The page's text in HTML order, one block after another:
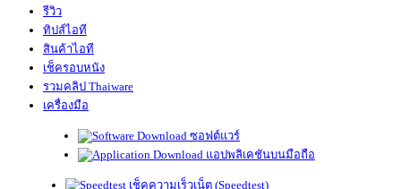
รีวิว
ทิปส์ไอที
สินค้าไอที
เช็ครอบหนัง
รวมคลิป Thaiware
เครื่องมือ
ซอฟต์แวร์
แอปพลิเคชันบนมือถือ
เช็คความเร็วเน็ต (Speedtest)